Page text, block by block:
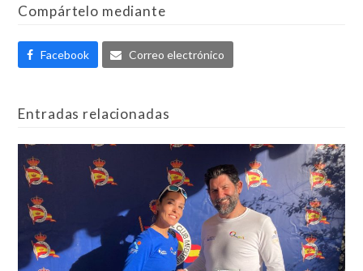
Compártelo mediante
Facebook Correo electrónico
Entradas relacionadas